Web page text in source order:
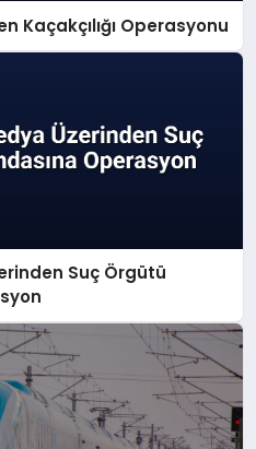
Kaçakçılığı Operasyonu
Suç Örgütü